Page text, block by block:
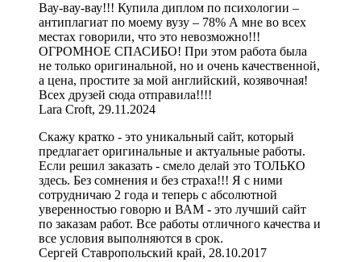
Вау-вау-вау!!! Купила диплом по психологии –
антиплагиат по моему вузу – 78% А мне во всех
местах говорили, что это невозможно!!!
ОГРОМНОЕ СПАСИБО! При этом работа была
не только оригинальной, но и очень качественной,
а цена, простите за мой английский, козявочная!
Всех друзей сюда отправила!!!!
Lara Croft, 29.11.2024
Скажу кратко - это уникальный сайт, который
предлагает оригинальные и актуальные работы.
Если решил заказать - смело делай это ТОЛЬКО
здесь. Без сомнения и без страха!!! Я с ними
сотрудничаю 2 года и теперь с абсолютной
уверенностью говорю и ВАМ - это лучший сайт
по заказам работ. Все работы отличного качества и
все условия выполняются в срок.
Сергей Ставропольский край, 28.10.2017